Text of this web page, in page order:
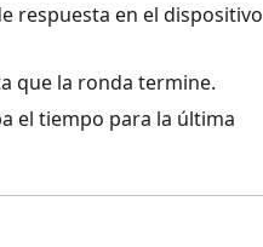
respuesta en el dispositivo
que la ronda termine.
el tiempo para la última